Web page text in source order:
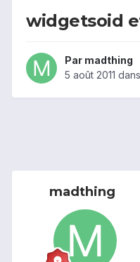
widgetsoid
Par madthing
5 août 2011 dans
madthing